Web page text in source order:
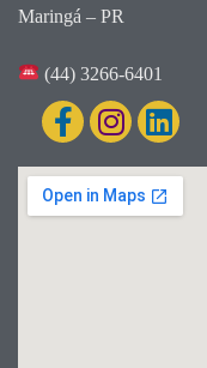
Maringá – PR
(44) 3266-6401